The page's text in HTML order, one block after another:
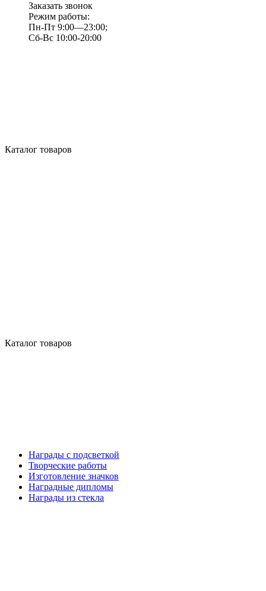
Заказать звонок
Режим работы:
Пн-Пт 9:00—23:00;
Сб-Вс 10:00-20:00
Каталог товаров
Каталог товаров
Награды с подсветкой
Творческие работы
Изготовление значков
Наградные дипломы
Награды из стекла